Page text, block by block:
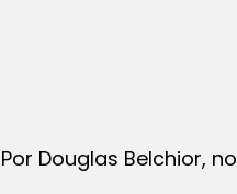
Por Douglas Belchior, no